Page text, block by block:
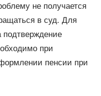
не получается
в суд. Для
подтверждение
при
пенсии при